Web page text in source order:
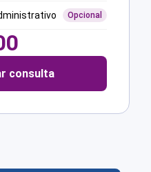
Opcional
consulta